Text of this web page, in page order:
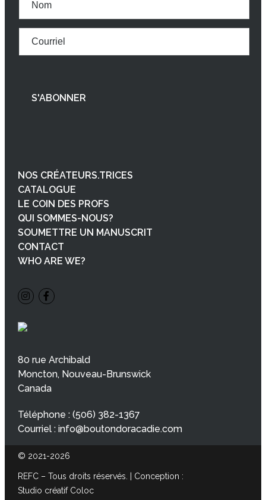
NOS CRÉATEURS.TRICES
CATALOGUE
LE COIN DES PROFS
QUI SOMMES-NOUS?
SOUMETTRE UN MANUSCRIT
CONTACT
WHO ARE WE?
80 rue Archibald
Moncton, Nouveau-Brunswick
Canada
Téléphone : (506) 382-1367
Courriel : info@boutondoracadie.com
© 2021-2026
REFC – Tous droits réservés. | Conception :
Studio créatif Coloc